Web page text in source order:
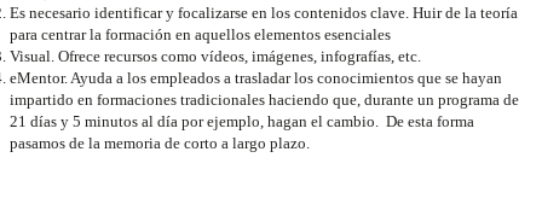
Es necesario identificar y focalizarse en los contenidos clave. Huir de la teoría
para centrar la formación en aquellos elementos esenciales
Visual. Ofrece recursos como vídeos, imágenes, infografías, etc.
eMentor. Ayuda a los empleados a trasladar los conocimientos que se hayan
impartido en formaciones tradicionales haciendo que, durante un programa de
21 días y 5 minutos al día por ejemplo, hagan el cambio. De esta forma
pasamos de la memoria de corto a largo plazo.